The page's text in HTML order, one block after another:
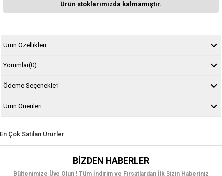
Ürün stoklarımızda kalmamıştır.
Ürün Özellikleri
Yorumlar(0)
Ödeme Seçenekleri
Ürün Önerileri
En Çok Satılan Ürünler
BIZDEN HABERLER
Bültenimize Üye Olun ! Tüm İndirim ve Fırsatlardan İlk Sizin Haberiniz